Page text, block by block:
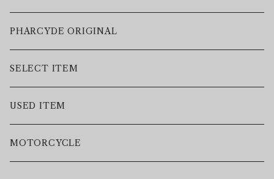
LEATHER JACKET
JACKET
VEST
SWEAT
PHARCYDE ORIGINAL
SELECT ITEM
USED ITEM
MOTORCYCLE